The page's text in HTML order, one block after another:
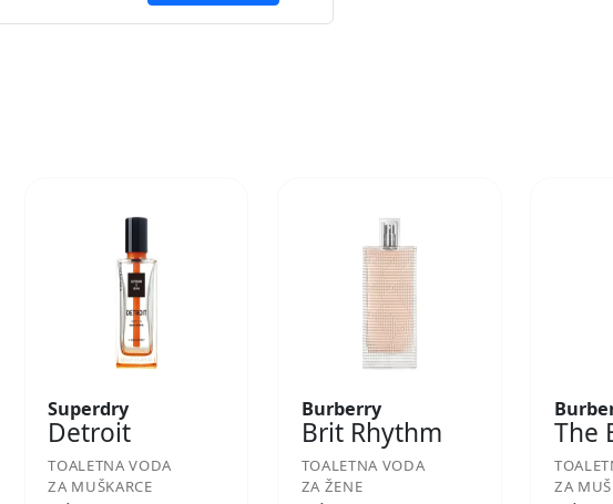
Superdry
Detroit
TOALETNA VODA
ZA MUŠKARCE
Burberry
Brit Rhythm
TOALETNA VODA
ZA ŽENE
The
ZA